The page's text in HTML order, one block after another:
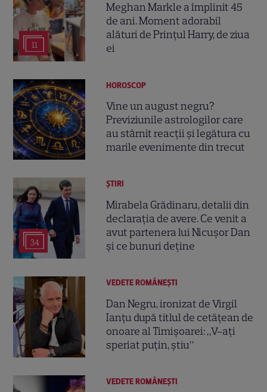
11
Meghan Markle a împlinit 45
de ani. Moment adorabil
alături de Prințul Harry, de ziua
ei
HOROSCOP
Vine un august negru?
Previziunile astrologilor care
au stârnit reacții și legătura cu
marile evenimente din trecut
34
ȘTIRI
Mirabela Grădinaru, detalii din
declarația de avere. Ce venit a
avut partenera lui Nicușor Dan
și ce bunuri deține
VEDETE ROMÂNEŞTI
Dan Negru, ironizat de Virgil
Ianțu după titlul de cetățean de
onoare al Timișoarei: „V-ați
speriat puțin, știu”
VEDETE ROMÂNEŞTI